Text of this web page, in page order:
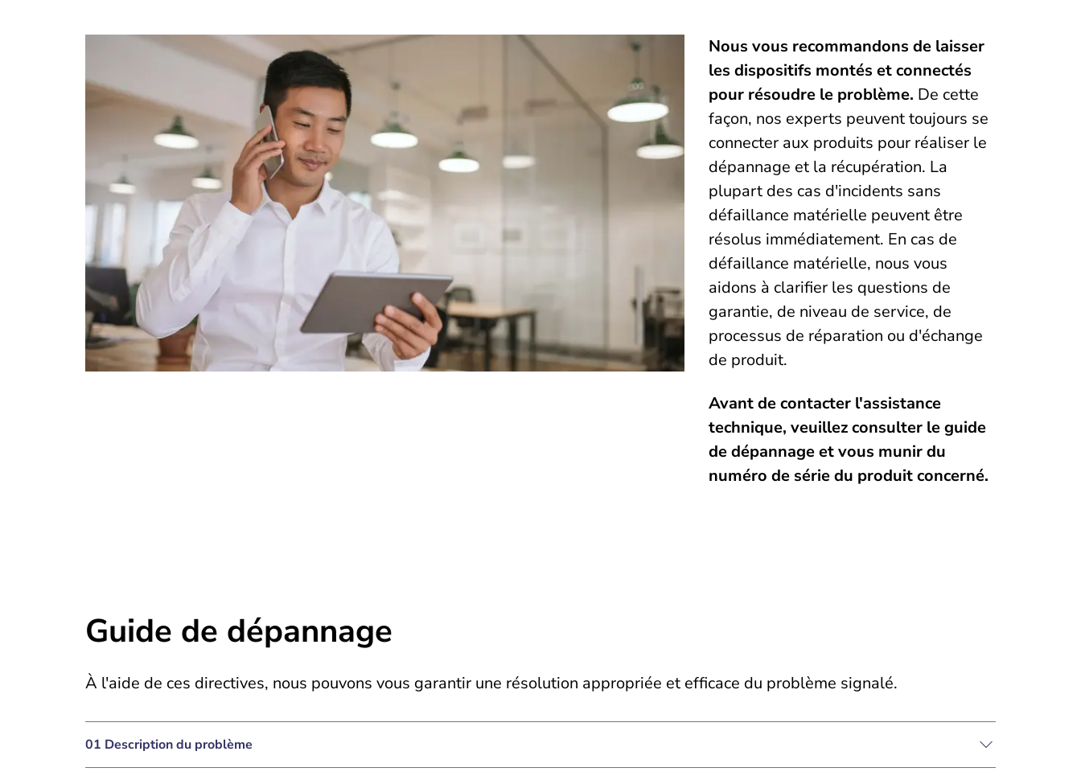
Nous vous recommandons de laisser
les dispositifs montés et connectés
pour résoudre le problème. De cette
façon, nos experts peuvent toujours se
connecter aux produits pour réaliser le
dépannage et la récupération. La
plupart des cas d'incidents sans
défaillance matérielle peuvent être
résolus immédiatement. En cas de
défaillance matérielle, nous vous
aidons à clarifier les questions de
garantie, de niveau de service, de
processus de réparation ou d'échange
de produit.
Avant de contacter l'assistance
technique, veuillez consulter le guide
de dépannage et vous munir du
numéro de série du produit concerné.
Guide de dépannage
À l'aide de ces directives, nous pouvons vous garantir une résolution appropriée et efficace du problème signalé.
01 Description du problème